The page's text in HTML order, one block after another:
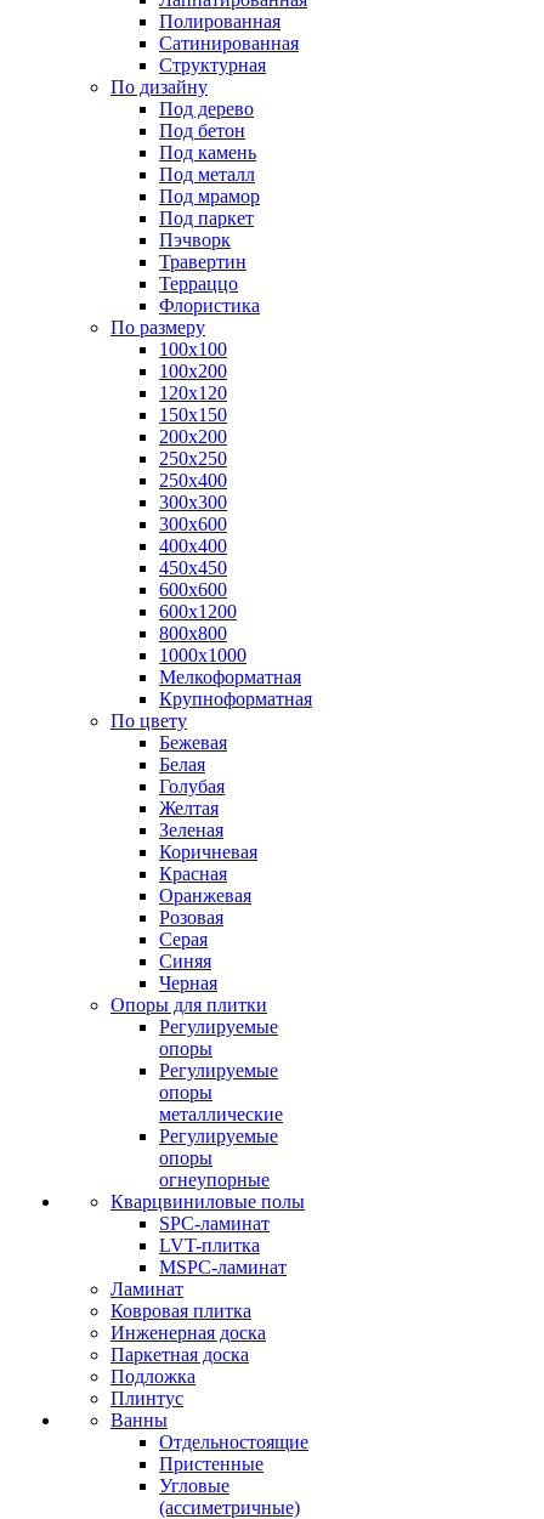
Полированная
Сатинированная
Структурная
По дизайну
Под дерево
Под бетон
Под камень
Под металл
Под мрамор
Под паркет
Пэчворк
Травертин
Терраццо
Флористика
По размеру
100х100
100х200
120х120
150х150
200х200
250х250
250х400
300х300
300х600
400х400
450х450
600х600
600х1200
800х800
1000х1000
Мелкоформатная
Крупноформатная
По цвету
Бежевая
Белая
Голубая
Желтая
Зеленая
Коричневая
Красная
Оранжевая
Розовая
Серая
Синяя
Черная
Опоры для плитки
Регулируемые
опоры
Регулируемые
опоры
металлические
Регулируемые
опоры
огнеупорные
Кварцвиниловые полы
SPC-ламинат
LVT-плитка
MSPC-ламинат
Ламинат
Ковровая плитка
Инженерная доска
Паркетная доска
Подложка
Плинтус
Ванны
Отдельностоящие
Пристенные
Угловые
(ассиметричные)